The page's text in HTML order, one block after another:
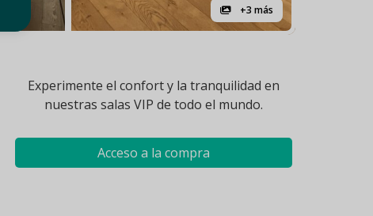
+3 más
Experimente el confort y la tranquilidad en
nuestras salas VIP de todo el mundo.
Acceso a la compra